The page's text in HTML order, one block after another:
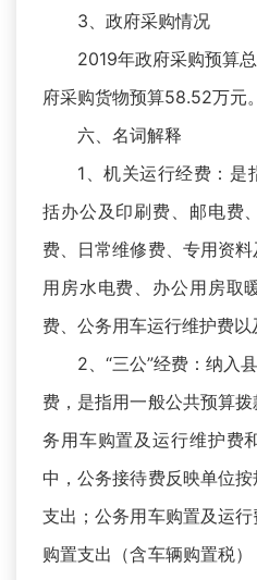
3、政府采购情况
2019年政府采购预算
府采购货物预算58.52万元。
六、名词解释
1、机关运行经费：是
括办公及印刷费、邮电费
费、日常维修费、专用资
用房水电费、办公用房取
费、公务用车运行维护费以
2、“三公”经费：纳入
费，是指用一般公共预算
务用车购置及运行维护费
中，公务接待费反映单位
支出；公务用车购置及运
购置支出（含车辆购置税）